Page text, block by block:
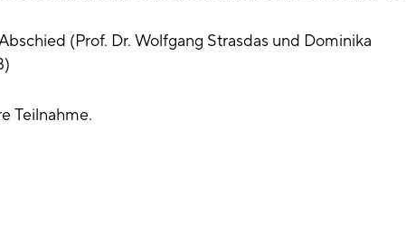
(Prof. Dr. Wolfgang Strasdas und Dominika
Teilnahme.